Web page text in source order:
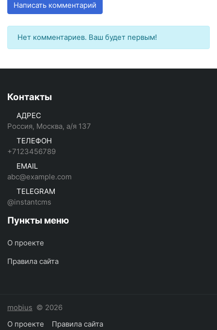
Написать комментарий
Нет комментариев. Ваш будет первым!
Контакты
АДРЕС
Россия, Москва, а/я 137
ТЕЛЕФОН
+7123456789
EMAIL
abc@example.com
TELEGRAM
@instantcms
Пункты меню
О проекте
Правила сайта
mobius © 2026
О проекте
Правила сайта